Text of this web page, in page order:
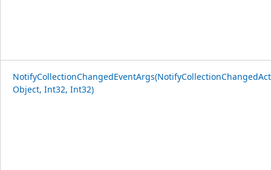
Object, Int32, Int32)